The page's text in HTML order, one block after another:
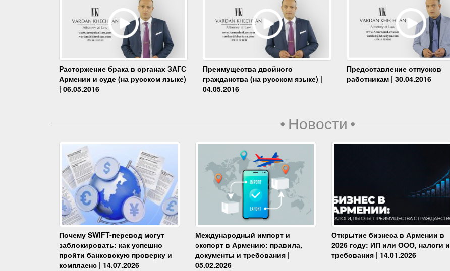
Расторжение брака в органах ЗАГС
Армении и суде (на русском языке)
| 06.05.2016
Преимущества двойного
гражданства (на русском языке) |
04.05.2016
Предоставление отпусков
работникам | 30.04.2016
• Новости•
Почему SWIFT-перевод могут
заблокировать: как успешно
пройти банковскую проверку и
комплаенс | 14.07.2026
Международный импорт и
экспорт в Армению: правила,
документы и требования |
05.02.2026
Открытие бизнеса в Армении в
2026 году: ИП или ООО, налоги и
требования | 14.01.2026